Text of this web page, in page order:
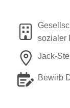
sozialer
Jack-
Bewirb